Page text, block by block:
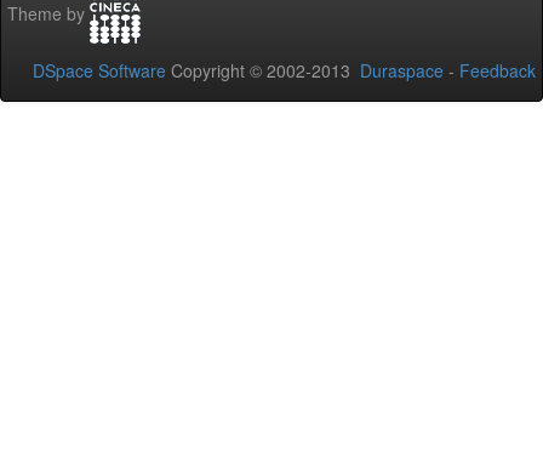
Theme by
DSpace Software Copyright © 2002-2013 Duraspace - Feedback